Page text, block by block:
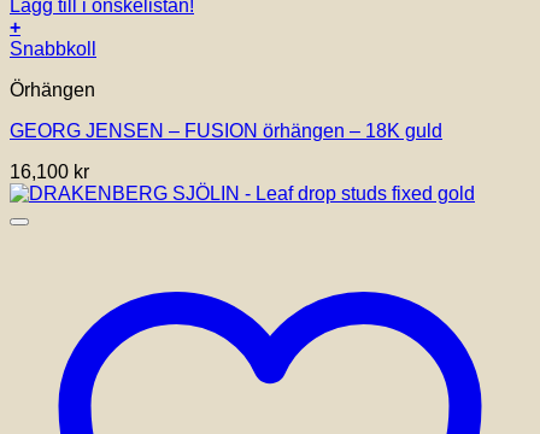
Lägg till i önskelistan!
+
Snabbkoll
Örhängen
GEORG JENSEN – FUSION örhängen – 18K guld
16,100 kr